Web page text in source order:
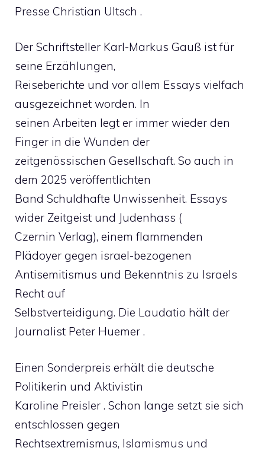
Presse Christian Ultsch .
Der Schriftsteller Karl-Markus Gauß ist für
seine Erzählungen,
Reiseberichte und vor allem Essays vielfach
ausgezeichnet worden. In
seinen Arbeiten legt er immer wieder den
Finger in die Wunden der
zeitgenössischen Gesellschaft. So auch in
dem 2025 veröffentlichten
Band Schuldhafte Unwissenheit. Essays
wider Zeitgeist und Judenhass (
Czernin Verlag), einem flammenden
Plädoyer gegen israel-bezogenen
Antisemitismus und Bekenntnis zu Israels
Recht auf
Selbstverteidigung. Die Laudatio hält der
Journalist Peter Huemer .
Einen Sonderpreis erhält die deutsche
Politikerin und Aktivistin
Karoline Preisler . Schon lange setzt sie sich
entschlossen gegen
Rechtsextremismus, Islamismus und